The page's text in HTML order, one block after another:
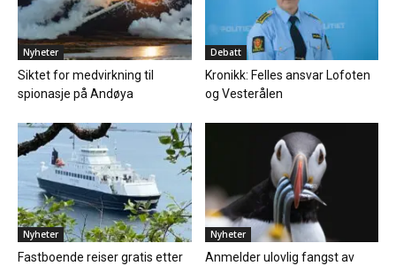
Nyheter
Siktet for medvirkning til
spionasje på Andøya
Debatt
Kronikk: Felles ansvar Lofoten
og Vesterålen
Nyheter
Fastboende reiser gratis etter
Nyheter
Anmelder ulovlig fangst av